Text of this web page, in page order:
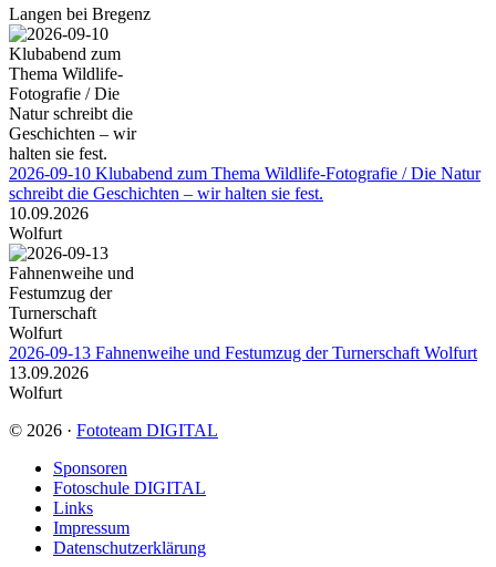
Langen bei Bregenz
2026-09-10 Klubabend zum Thema Wildlife-Fotografie / Die Natur
schreibt die Geschichten – wir halten sie fest.
10.09.2026
Wolfurt
2026-09-13 Fahnenweihe und Festumzug der Turnerschaft Wolfurt
13.09.2026
Wolfurt
© 2026 · Fototeam DIGITAL
Sponsoren
Fotoschule DIGITAL
Links
Impressum
Datenschutzerklärung